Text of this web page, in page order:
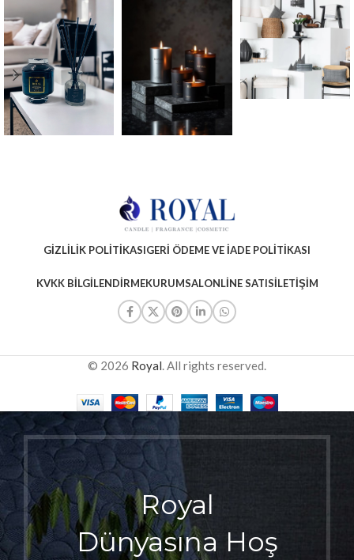
GIZLILIK POLITIKASIGERI ÖDEME VE İADE POLITIKASI
KVKK BILGILENDIRMEKURUMSALONLINE SATISİLETIŞIM
© 2026 Royal. All rights reserved.
Royal
Dünyasına Hoş